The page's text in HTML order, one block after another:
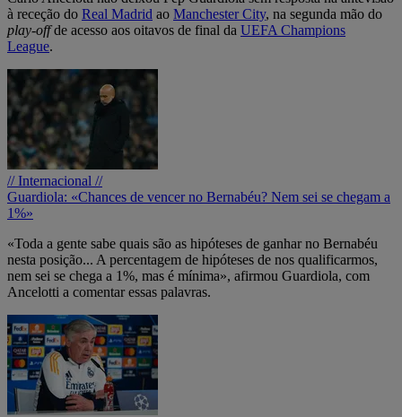
à receção do Real Madrid ao Manchester City, na segunda mão do
play-offde acesso aos oitavos de final da UEFA Champions
League.
// Internacional //
Guardiola: «Chances de vencer no Bernabéu? Nem sei se chegam a
1%»
«Toda a gente sabe quais são as hipóteses de ganhar no Bernabéu
nesta posição... A percentagem de hipóteses de nos qualificarmos,
nem sei se chega a 1%, mas é mínima», afirmou Guardiola, com
Ancelotti a comentar essas palavras.